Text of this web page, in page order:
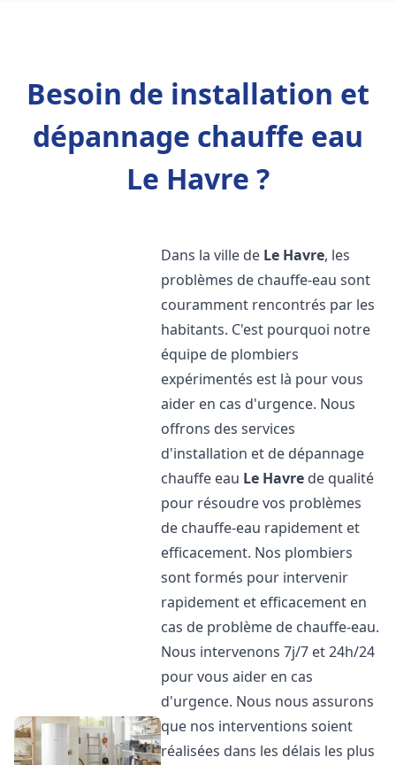
Besoin de installation et
dépannage chauffe eau
Le Havre ?
Dans la ville de Le Havre, les
problèmes de chauffe-eau sont
couramment rencontrés par les
habitants. C'est pourquoi notre
équipe de plombiers
expérimentés est là pour vous
aider en cas d'urgence. Nous
offrons des services
d'installation et de dépannage
chauffe eau Le Havre de qualité
pour résoudre vos problèmes
de chauffe-eau rapidement et
efficacement. Nos plombiers
sont formés pour intervenir
rapidement et efficacement en
cas de problème de chauffe-eau.
Nous intervenons 7j/7 et 24h/24
pour vous aider en cas
d'urgence. Nous nous assurons
que nos interventions soient
réalisées dans les délais les plus